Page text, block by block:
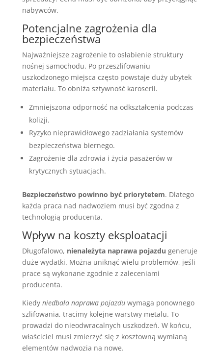
nabywców.
Potencjalne zagrożenia dla
bezpieczeństwa
Najważniejsze zagrożenie to osłabienie struktury
nośnej samochodu. Po przeszlifowaniu
uszkodzonego miejsca często powstaje duży ubytek
materiału. To obniża sztywność karoserii.
Zmniejszona odporność na odkształcenia podczas
kolizji.
Ryzyko nieprawidłowego zadziałania systemów
bezpieczeństwa biernego.
Zagrożenie dla zdrowia i życia pasażerów w
krytycznych sytuacjach.
Bezpieczeństwo powinno być priorytetem. Dlatego
każda praca nad nadwoziem musi być zgodna z
technologią producenta.
Wpływ na koszty eksploatacji
Długofalowo, nienależyta naprawa pojazdu generuje
duże wydatki. Można uniknąć wielu problemów, jeśli
prace są wykonane zgodnie z zaleceniami
producenta.
Kiedy niedbała naprawa pojazduwymaga ponownego
szlifowania, tracimy kolejne warstwy metalu. To
prowadzi do nieodwracalnych uszkodzeń. W końcu,
właściciel musi zmierzyć się z kosztowną wymianą
elementów nadwozia na nowe.